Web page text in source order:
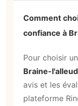
Comment
confiance à
Pour choisir un
Braine-l'alleud
avis et les
plateforme